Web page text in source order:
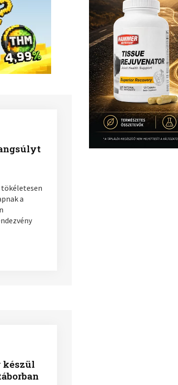
tökéletesen
a
készül